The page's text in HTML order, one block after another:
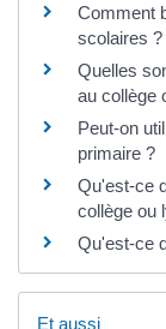
Comment
scolaires ?
Quelles
au collège
Peut-on
primaire ?
Qu'est-ce
collège ou
Qu'est-ce
Et aussi